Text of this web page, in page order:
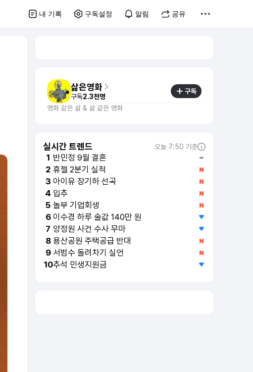
내 기록 구독설정 알림 공유
삶은영화
구독2.3천명
구독
영화 같은 삶 & 삶 같은 영화
실시간 트렌드 오늘 7:50 기준
1 반민정 9월 결혼
2 휴젤 2분기 실적
3 아이유 장기하 선곡
4 입추
5 놀부 기업회생
6 이수경 하루 술값 140만 원
7 양정원 사건 수사 무마
8 용산공원 주택공급 반대
9 서범수 돌려차기 실언
10추석 민생지원금